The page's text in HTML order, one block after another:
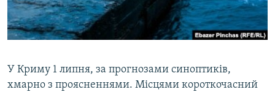
ВІДЕОУРОКИ «ELIFBE»
СВІДЧЕННЯ ОКУПАЦІЇ
ІНФОГРАФІКА
Русский
Qırımtatar
ДОЛУЧАЙСЯ!
У Криму 1 липня, за прогнозами синоптиків,
хмарно з проясненнями. Місцями короткочасний